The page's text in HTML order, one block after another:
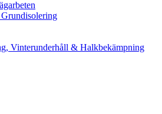
Vinterunderhåll & Halkbekämpning